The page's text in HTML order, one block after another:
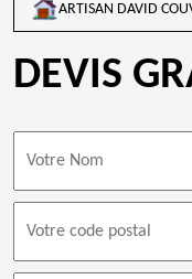
ARTISAN DAVID
DEVIS